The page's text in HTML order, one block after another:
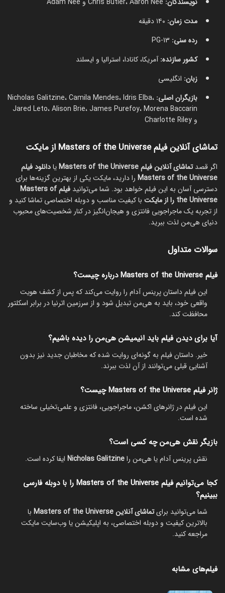
مدت زمان:
رده سنی:
کشور سازنده:آمریکا، کانادا، استرالیا و ایسلند
زبان: انگلیسی
بازیگران اصلی: Nicholas Galitzine، Camila Mendes، Idris Elba،
Jared Leto، Alison Brie، James Purefoy، Morena Baccarin
و Charlotte Riley
تماشای آنلاین فیلم Masters of the Universe از مایکت
اگر قصدتماشای آنلاین فیلم Masters of the Universe یادانلود فیلم
Masters of the Universe را دارید، مایکت یکی از بهترین گزینه‌ها برای
دسترسی آسان به این فیلم خواهد بود. شما می‌توانید
فیلم Masters of
the Universe را از مایکت
با کیفیت مناسب و دوبله اختصاصی تماشا کنید و
از تجربه یک ماجراجویی فانتزی و هیجان‌انگیز در کنار شخصیت‌های محبوب
دنیای هی‌من لذت ببرید.
سوالات متداول
فیلم Masters of the Universe درباره چیست؟
این فیلم داستان پرینس آدام را روایت می‌کند که پس از کشف هویت
واقعی خود، باید به هی‌من تبدیل شود و از سرزمین اترنیا در برابر اسکلتور
محافظت کند.
آیا برای دیدن فیلم باید انیمیشن هی‌من را دیده باشیم؟
خیر. داستان فیلم به گونه‌ای روایت شده که مخاطبان جدید نیز بدون
آشنایی قبلی می‌توانند از آن لذت ببرند.
ژانر فیلم Masters of the Universe چیست؟
این فیلم در ژانرهای اکشن، ماجراجویی، فانتزی و علمی‌تخیلی ساخته
شده است.
بازیگر نقش هی‌من چه کسی است؟
نقش پرینس آدام یا هی‌من راNicholas Galitzine ایفا کرده است.
کجا می‌توانیم فیلم Masters of the Universe را با دوبله فارسی
ببینیم؟
شما می‌توانید برایتماشای آنلاین Masters of the Universe
با
بالاترین کیفیت و دوبله اختصاصی، به اپلیکیشن یا وب‌سایت مایکت
مراجعه کنید.
فیلم‌های مشابه